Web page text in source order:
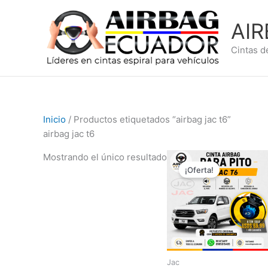
Cintas
Inicio / Productos etiquetados “airbag jac t6”
airbag jac t6
Mostrando el único resultado
¡Oferta!
Jac
precio
original
era:
$99,99.
El
precio
actual
es:
$69,99.